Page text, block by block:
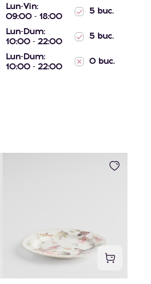
Lun-Vin:
09:00 - 18:00
5 buc.
Lun-Dum:
10:00 - 22:00
5 buc.
Lun-Dum:
10:00 - 22:00
0 buc.